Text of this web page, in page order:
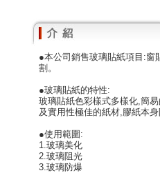
●本公司銷售玻璃貼紙項目:窗
割。
●玻璃貼紙的特性:
玻璃貼紙色彩樣式多樣化,簡
及實用性極佳的紙材,膠紙本
●使用範圍:
1.玻璃美化
2.玻璃阻光
3.玻璃防爆